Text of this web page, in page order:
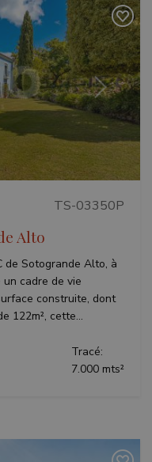
Suivant
TS-03350P
Alto
de Sotogrande Alto, à
cadre de vie
construite, dont
122m², cette...
Tracé:
7.000 mts²